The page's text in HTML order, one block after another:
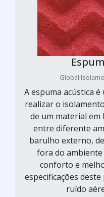
Global
A espuma acústica
realizar o
de um material
entre diferente
barulho externo,
fora do
conforto e
especificações
ruído